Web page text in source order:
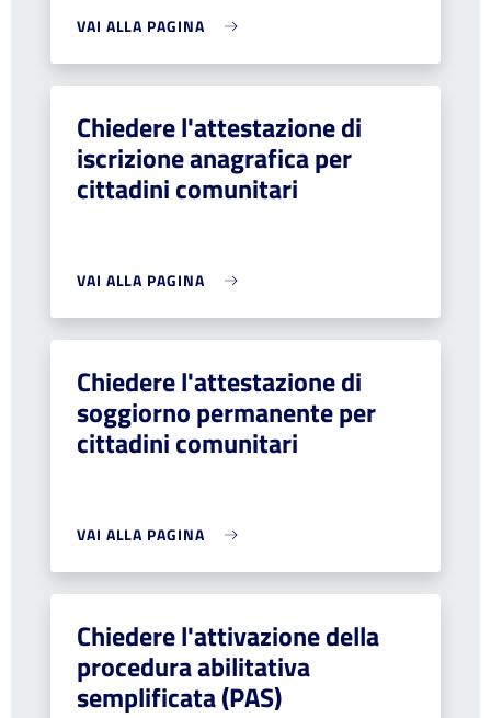
VAI ALLA PAGINA
Chiedere l'attestazione di
iscrizione anagrafica per
cittadini comunitari
VAI ALLA PAGINA
Chiedere l'attestazione di
soggiorno permanente per
cittadini comunitari
VAI ALLA PAGINA
Chiedere l'attivazione della
procedura abilitativa
semplificata (PAS)